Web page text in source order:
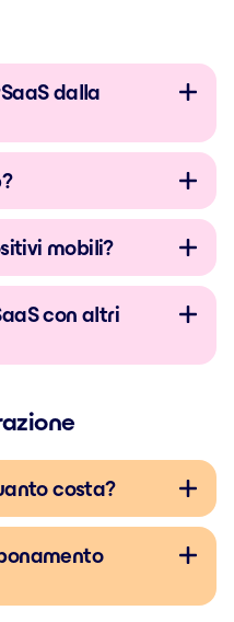
dalla
mobili?
con altri
costa?